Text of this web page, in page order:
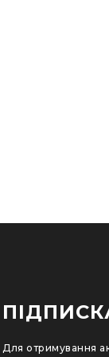
Для отримування